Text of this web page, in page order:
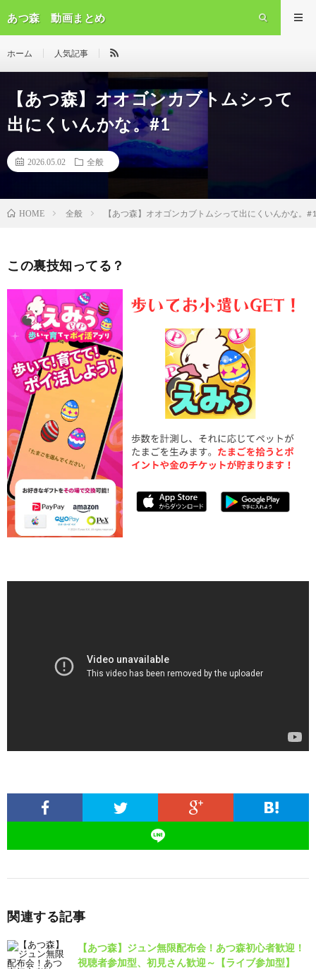
あつ森 動画まとめ
ホーム 人気記事
【あつ森】オオゴンカブトムシって
出にくいんかな。#1
2026.05.02 全般
HOME 全般 【あつ森】オオゴンカブトムシって出にくいんかな。#1
この裏技知ってる？
関連する記事
【あつ森】ジュン無限配布会！あつ森初心者歓迎！
視聴者参加型、初見さん歓迎～【ライブ参加型】